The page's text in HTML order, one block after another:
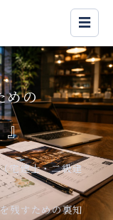
☰
めの
』
宅建士・二級建
残すための裏知